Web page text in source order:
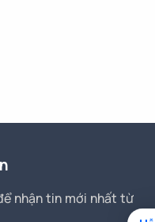
nhận tin mới nhất từ